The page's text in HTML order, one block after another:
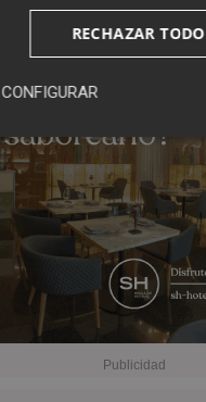
RECHAZAR TODO
CONFIGURAR